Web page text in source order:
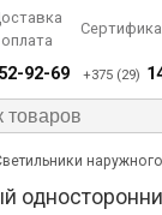
92-69 +375 (29)